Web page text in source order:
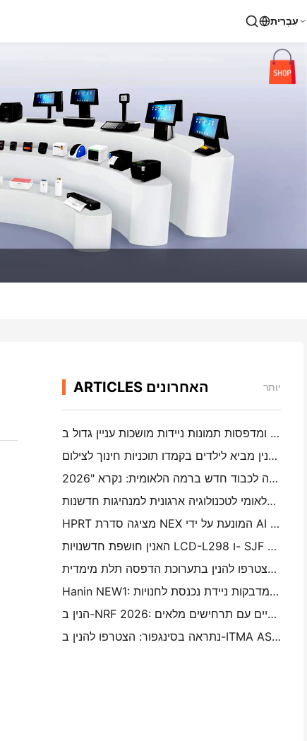
עִבְרִית
ARTICLES האחרונים יותר
מצלמות מיידיות של האנין ומדפסות תמונות ניידות מושכות עניין גדול ב- IEAE שנז'ן 2026
מסע ברמה השלגי: חנין מביא לילדים בקמדו תוכניות חינוך לצילום
האנין זוכה לכבוד חדש ברמה הלאומית: נקרא "2026 Made in China · Trusted Brand by Consumers"
המרכז הלאומי לטכנולוגיה ארגונית למנהיגות חדשנות
HPRT מציגה סדרת NEX המונעת על ידי AI לקמעונאות חכמה ב- CHINASHOP 2026
האנין חושפת חדשנויות LCD-L298 ו- SJF לדפסה תלת מימדית תעשייתית ב- TCT אסיה 2026
הצטרפו להנין בתערוכת הדפסה תלת מימדית TCT אסיה 2026
Hanin NEW1: מדפסת מדבקות ניידת נכנסת לחנויות LOFT ביפן
הנין ב-NRF 2026: העצמה של הקמעונאות עם פתרונות הדפסה אינטליגנטיים עם תרחישים מלאים
נתראה בסינגפור: הצטרפו להנין ב-ITMA ASIA 2025 כדי להיות עדים לטכנולוגיית הדפסה הדיגיטלית האחרונה